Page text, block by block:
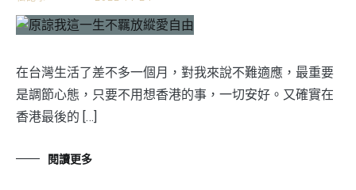
在台灣生活了差不多一個月，對我來說不難適應，最重要
是調節心態，只要不用想香港的事，一切安好。又確實在
香港最後的 […]
閱讀更多